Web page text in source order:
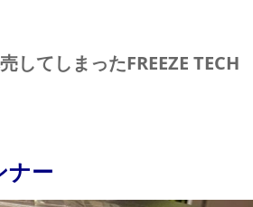
してしまったFREEZE TECH
ー